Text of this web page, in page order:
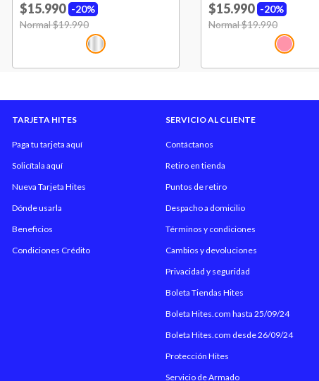
20%
$15.990
Price reduced from
Normal $19.990
20%
$15.990
Price reduced from
Normal $19.990
TARJETA HITES
Paga tu tarjeta aquí
Solicítala aquí
Nueva Tarjeta Hites
Dónde usarla
Beneficios
Condiciones Crédito
SERVICIO AL CLIENTE
Contáctanos
Retiro en tienda
Puntos de retiro
Despacho a domicilio
Términos y condiciones
Cambios y devoluciones
Privacidad y seguridad
Boleta Tiendas Hites
Boleta Hites.com hasta 25/09/24
Boleta Hites.com desde 26/09/24
Protección Hites
Servicio de Armado